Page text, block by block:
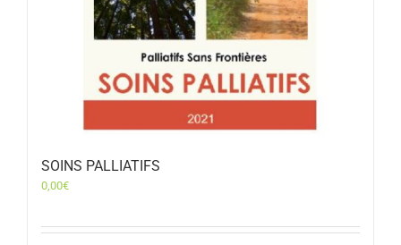
SOINS PALLIATIFS
0,00€